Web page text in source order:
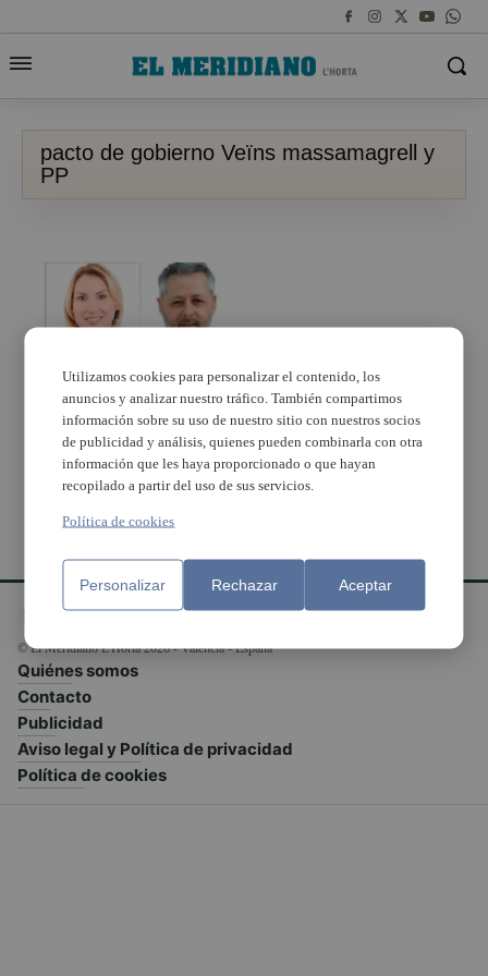
pacto de gobierno Veïns massamagrell y
PP
El PP y Veïns per
Massamagrell se
turnarán la alcaldía
© El Meridiano L'Horta 2026 - Valencia - España
Quiénes somos
Contacto
Publicidad
Aviso legal y Política de privacidad
Política de cookies
Utilizamos cookies para personalizar el contenido, los
anuncios y analizar nuestro tráfico. También compartimos
información sobre su uso de nuestro sitio con nuestros socios
de publicidad y análisis, quienes pueden combinarla con otra
información que les haya proporcionado o que hayan
recopilado a partir del uso de sus servicios.
Política de cookies
Personalizar Rechazar Aceptar